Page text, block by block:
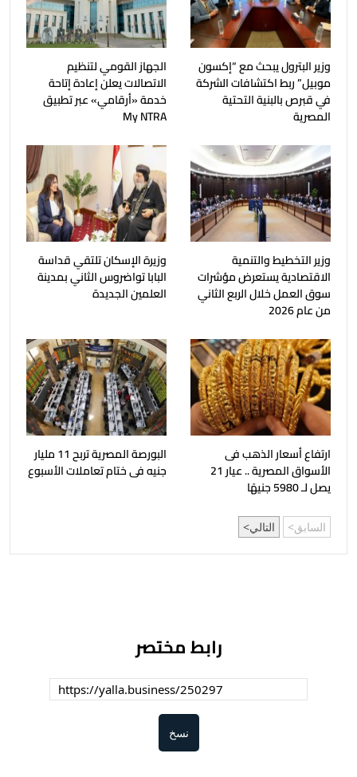
وزير البترول يبحث مع “إكسون
موبيل” ربط اكتشافات الشركة
في قبرص بالبنية التحتية
المصرية
الجهاز القومي لتنظيم
الاتصالات يعلن إعادة إتاحة
خدمة «أرقامي» عبر تطبيق
My NTRA
وزير التخطيط والتنمية
الاقتصادية يستعرض مؤشرات
سوق العمل خلال الربع الثاني
من عام 2026
وزيرة الإسكان تلتقي قداسة
البابا تواضروس الثاني بمدينة
العلمين الجديدة
ارتفاع أسعار الذهب فى
الأسواق المصرية .. عيار 21
يصل لـ 5980 جنيهًا
البورصة المصرية تربح 11 مليار
جنيه فى ختام تعاملات الأسبوع
السابق التالي
رابط مختصر
نسخ